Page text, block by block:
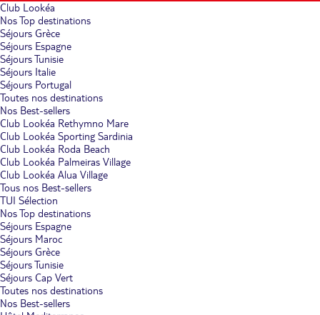
Club Lookéa
Nos Top destinations
Séjours Grèce
Séjours Espagne
Séjours Tunisie
Séjours Italie
Séjours Portugal
Toutes nos destinations
Nos Best-sellers
Club Lookéa Rethymno Mare
Club Lookéa Sporting Sardinia
Club Lookéa Roda Beach
Club Lookéa Palmeiras Village
Club Lookéa Alua Village
Tous nos Best-sellers
TUI Sélection
Nos Top destinations
Séjours Espagne
Séjours Maroc
Séjours Grèce
Séjours Tunisie
Séjours Cap Vert
Toutes nos destinations
Nos Best-sellers